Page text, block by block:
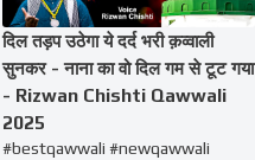
दिल तड़प उठेगा ये दर्द भरी क़व्वाली
सुनकर - नाना का वो दिल गम से टूट गया
- Rizwan Chishti Qawwali
2025
#bestqawwali #newqawwali